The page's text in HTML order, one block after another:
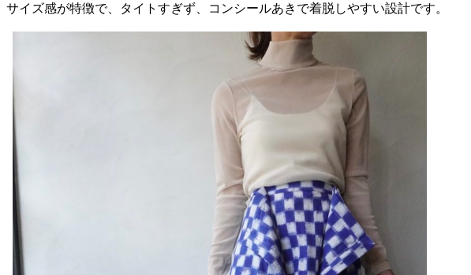
サイズ感が特徴で、タイトすぎず、コンシールあきで着脱しやすい設計です。